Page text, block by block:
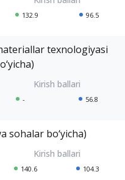
132.9 96.5
texnologiyasi
- 56.8
sohalar bo‘yicha)
140.6 104.3